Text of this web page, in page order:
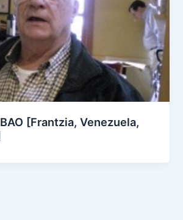
[Frantzia, Venezuela,